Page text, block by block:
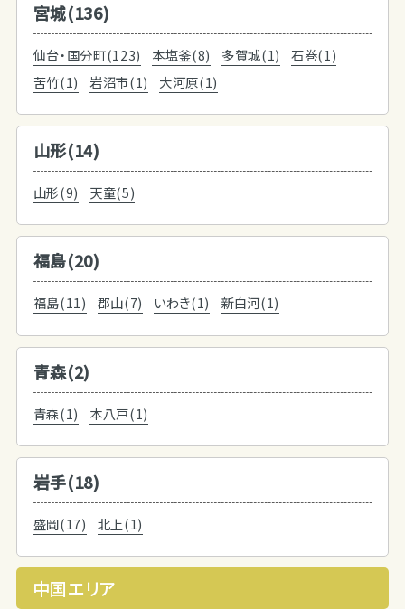
宮城(136)
仙台・国分町(123) 本塩釜(8) 多賀城(1)
石巻(1)
苦竹(1)
岩沼市(1) 大河原(1)
山形(14)
山形(9) 天童(5)
福島(20)
福島(11) 郡山(7) いわき(1) 新白河(1)
青森(2)
青森(1) 本八戸(1)
岩手(18)
盛岡(17) 北上(1)
中国エリア